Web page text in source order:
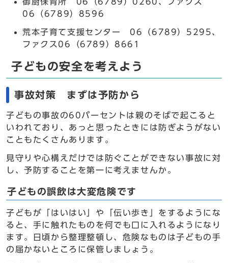
06（6789）8596
荒本子育て支援センター 06（6789）5295、
ファクス06（6789）8661
子どもの安全を考えよう
事故対策 まずは予防から
子どもの事故の60パーセントは親のそばで起こると
いわれており、あっと思ったときには防ぎようがない
こともたくさんあります。
見守りや心構えだけでは防ぐことができない事故に対
し、予防することを第一に考えませんか。
子どもの誤飲は大変危険です
子どもが「はいはい」や「伝い歩き」をするようにな
ると、手に触れたものを何でも口に入れるようになり
ます。日頃から整理整頓し、危険なものは子どもの手
の届かないところに保管しましょう。